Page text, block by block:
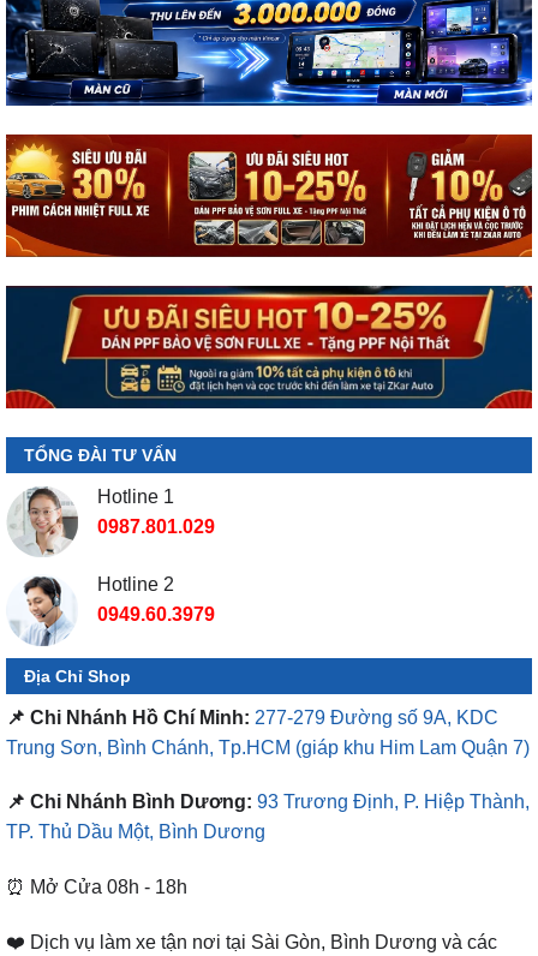
TỔNG ĐÀI TƯ VẤN
Hotline 1
0987.801.029
Hotline 2
0949.60.3979
Địa Chỉ Shop
📌 Chi Nhánh Hồ Chí Minh: 277-279 Đường số 9A, KDC
Trung Sơn, Bình Chánh, Tp.HCM (giáp khu Him Lam Quận 7)
📌 Chi Nhánh Bình Dương: 93 Trương Định, P. Hiệp Thành,
TP. Thủ Dầu Một, Bình Dương
⏰ Mở Cửa 08h - 18h
❤️ Dịch vụ làm xe tận nơi tại Sài Gòn, Bình Dương và các